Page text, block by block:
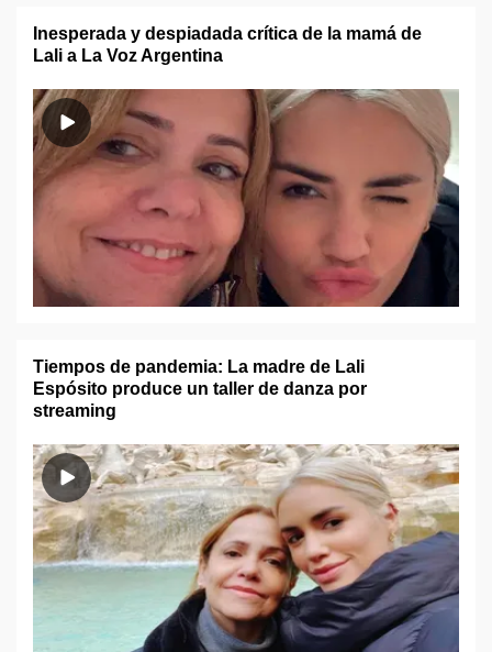
Inesperada y despiadada crítica de la mamá de
Lali a La Voz Argentina
Tiempos de pandemia: La madre de Lali
Espósito produce un taller de danza por
streaming